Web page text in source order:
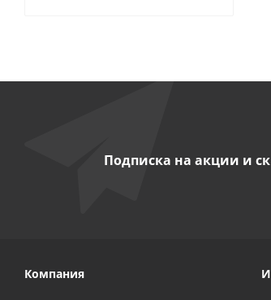
Подписка на акции и
Компания